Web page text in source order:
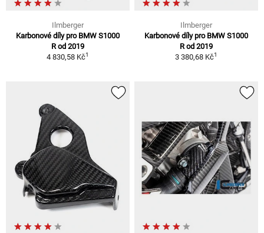
Ilmberger
Karbonové díly pro BMW S1000
R od 2019
4 830,58 Kč1
Ilmberger
Karbonové díly pro BMW S1000
R od 2019
3 380,68 Kč1